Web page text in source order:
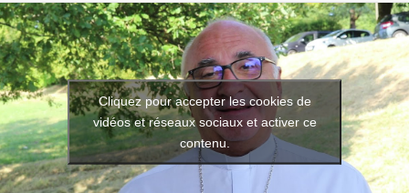
Cliquez pour accepter les cookies de
vidéos et réseaux sociaux et activer ce
contenu.